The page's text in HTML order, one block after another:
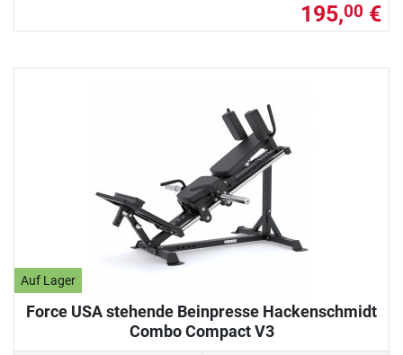
195,00 €
Auf Lager
Force USA stehende Beinpresse Hackenschmidt
Combo Compact V3